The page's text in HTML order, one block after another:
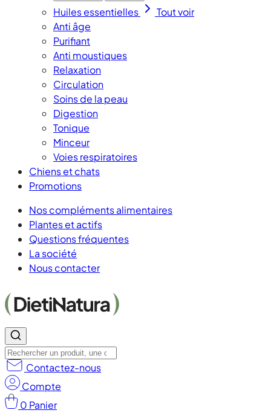
Huiles essentielles
Tout voir
Anti âge
Purifiant
Anti moustiques
Relaxation
Circulation
Soins de la peau
Digestion
Tonique
Minceur
Voies respiratoires
Chiens et chats
Promotions
Nos compléments alimentaires
Plantes et actifs
Questions fréquentes
La société
Nous contacter
Contactez-nous
Compte
0 Panier